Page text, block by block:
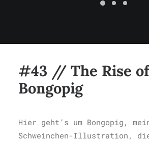
#43 // The Rise of
Bongopig
Hier geht’s um Bongopig,
Schweinchen-Illustration,